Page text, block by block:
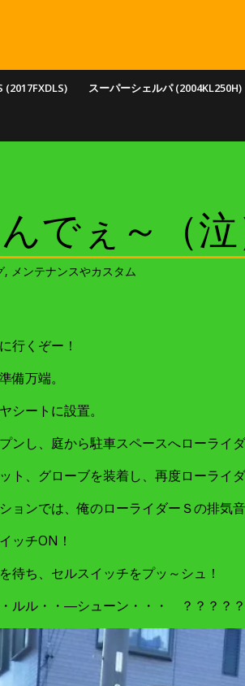
(2017FXDLS) スーパーシェルパ (2004KL250H)
でぇ～（
, メンテナンスやカスタム
行くぞー！
備万端。
シートに設置。
ンし、庭から駐車スペースへローライダ
、グローブを装着し、再度ローライダ
ョンでは、俺のローライダーＳの排気
ッチON！
待ち、セルスイッチをプッ～シュ！
ルル・・―シューン・・・ ？？？？？